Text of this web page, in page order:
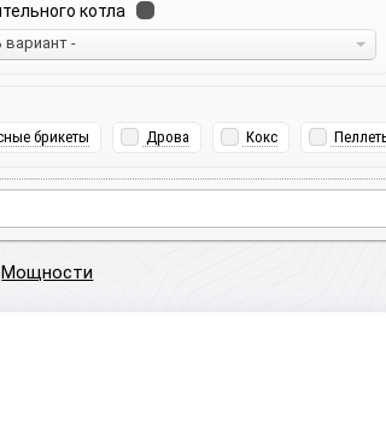
котла
вариант -
брикеты Дрова Кокс
Мощности